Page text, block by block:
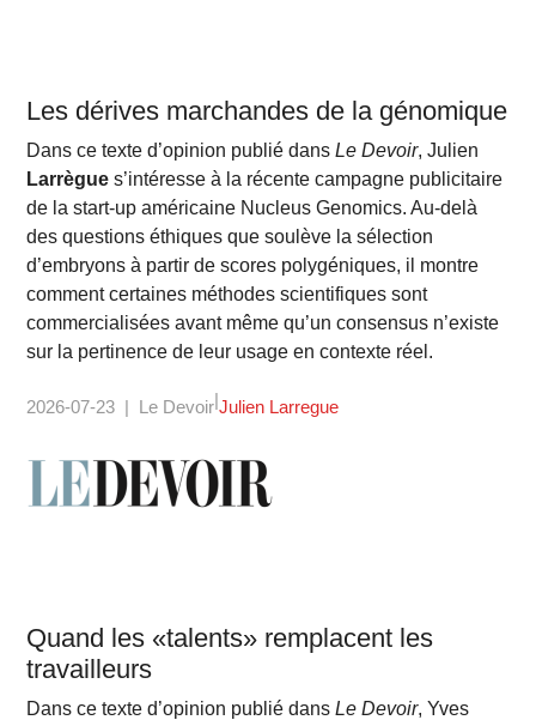
Les dérives marchandes de la génomique
Dans ce texte d’opinion publié dansLe Devoir, Julien
Larrègue s’intéresse à la récente campagne publicitaire
de la start-up américaine Nucleus Genomics. Au-delà
des questions éthiques que soulève la sélection
d’embryons à partir de scores polygéniques, il montre
comment certaines méthodes scientifiques sont
commercialisées avant même qu’un consensus n’existe
sur la pertinence de leur usage en contexte réel.
2026-07-23 Le Devoir Julien Larregue
Quand les «talents» remplacent les
travailleurs
Dans ce texte d’opinion publié dansLe Devoir, Yves